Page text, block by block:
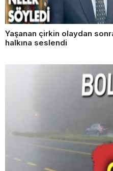
Yaşanan çirkin olaydan
halkına seslendi